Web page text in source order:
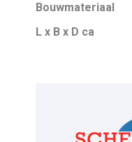
Bouwmateriaal
L x B x D ca